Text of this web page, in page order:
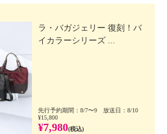
ラ・バガジェリー 復刻！バ
イカラーシリーズ ...
先行予約期間：8/7〜9 放送日：8/10
¥15,800
¥7,980(税込)